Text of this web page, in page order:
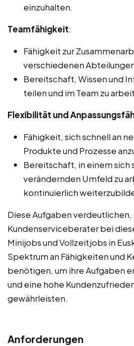
einzuhalten.
Teamfähigkeit:
Fähigkeit zur
verschiedenen
Bereitschaft, Wissen und
teilen und im Team zu
Flexibilität und
Fähigkeit, sich schnell an
Produkte und Prozesse
Bereitschaft, in einem sich
verändernden Umfeld zu
kontinuierlich
Diese Aufgaben verdeutlichen,
Kundenserviceberater bei
Minijobs und Vollzeitjobs in
Spektrum an Fähigkeiten und
benötigen, um ihre Aufgaben
und eine hohe
gewährleisten.
Anforderungen